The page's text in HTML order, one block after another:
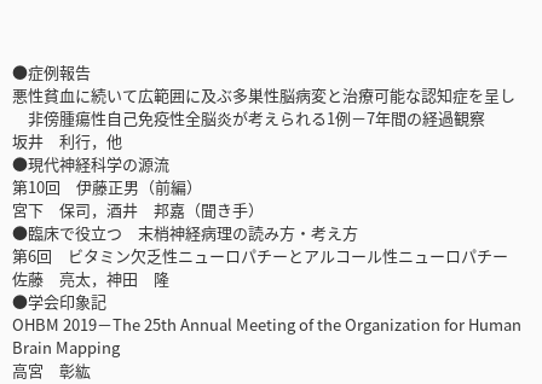
●症例報告
悪性貧血に続いて広範囲に及ぶ多巣性脳病変と治療可能な認知症を呈し
非傍腫瘍性自己免疫性全脳炎が考えられる1例－7年間の経過観察
坂井 利行，他
●現代神経科学の源流
第10回 伊藤正男（前編）
宮下 保司，酒井 邦嘉（聞き手）
●臨床で役立つ 末梢神経病理の読み方・考え方
第6回 ビタミン欠乏性ニューロパチーとアルコール性ニューロパチー
佐藤 亮太，神田 隆
●学会印象記
OHBM 2019－The 25th Annual Meeting of the Organization for Human
Brain Mapping
高宮 彰紘